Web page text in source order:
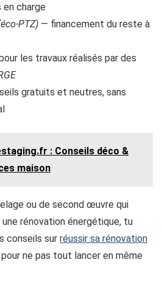
charge
PTZ) — financement du reste à
les travaux réalisés par des
gratuits et neutres, sans
: Conseils déco &
maison
ou de second œuvre qui
rénovation énergétique, tu
conseils sur réussir sa rénovation
ne pas tout lancer en même